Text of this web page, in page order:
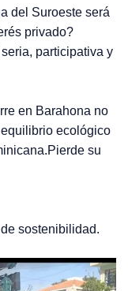
del Suroeste será
privado?
participativa y
en Barahona no
ecológico
su
sostenibilidad.